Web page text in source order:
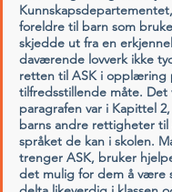
foreldre til barn som
skjedde ut fra en
daværende lovverk ikke
retten til ASK i opplæring
tilfredsstillende måte. Det
paragrafen var i Kapittel
barns andre rettigheter
språket de kan i skolen.
trenger ASK, bruker
det mulig for dem å være